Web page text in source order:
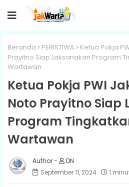
Beranda PERISTIWA
Ketua Pokja
Prayitno Siap Laksanakan Program
Wartawan
Ketua Pokja PWI
Noto Prayitno Siap
Program
Wartawan
DN
September 11, 2024
1